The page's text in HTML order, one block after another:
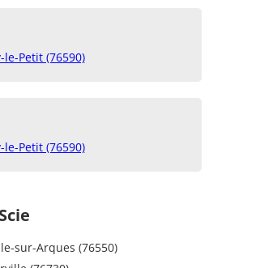
le-Petit (76590)
le-Petit (76590)
sur-Arques (76550)